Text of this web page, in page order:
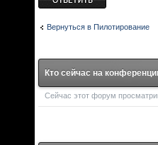
Вернуться в Пилотирование
Кто сейчас на
Сейчас этот форум